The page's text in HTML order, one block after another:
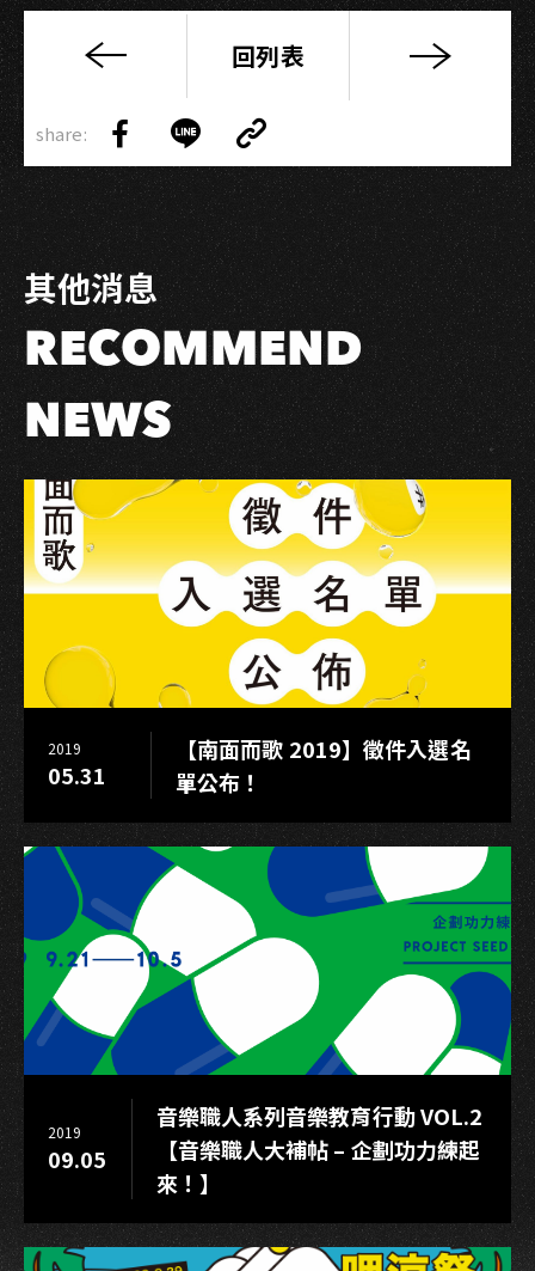
【公
LIVE
WAREHOUSE
因
應
「嚴
重
特
殊
傳
染
性
肺
炎
（武
漢
肺
炎）」
疫
執
施
回列表
share:
Share
on
Facebook
Share
on
LINE
Copy
Link
Link
其他消息
RECOMMEND
NEWS
2019
05.31
【南面而歌 2019】徵件入選名
單公布！
2019
09.05
音樂職人系列音樂教育行動 VOL.2
【音樂職人大補帖 – 企劃功力練起
來！】